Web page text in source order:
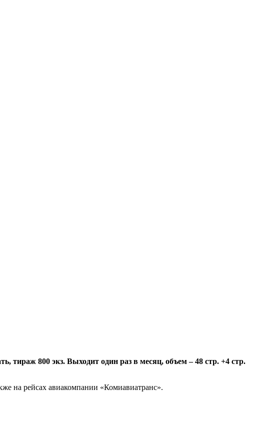
тираж 800 экз. Выходит один раз в месяц, объем – 48 стр. +4 стр.
на рейсах авиакомпании «Комиавиатранс».